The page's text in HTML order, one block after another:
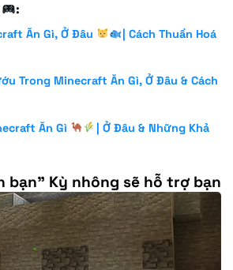
:
Ăn Gì, Ở Đâu
| Cách Thuần Hoá
Trong Minecraft Ăn Gì, Ở Đâu & Cách
Ăn Gì
| Ở Đâu & Những Khả
bạn” Kỳ nhông sẽ hỗ trợ bạn